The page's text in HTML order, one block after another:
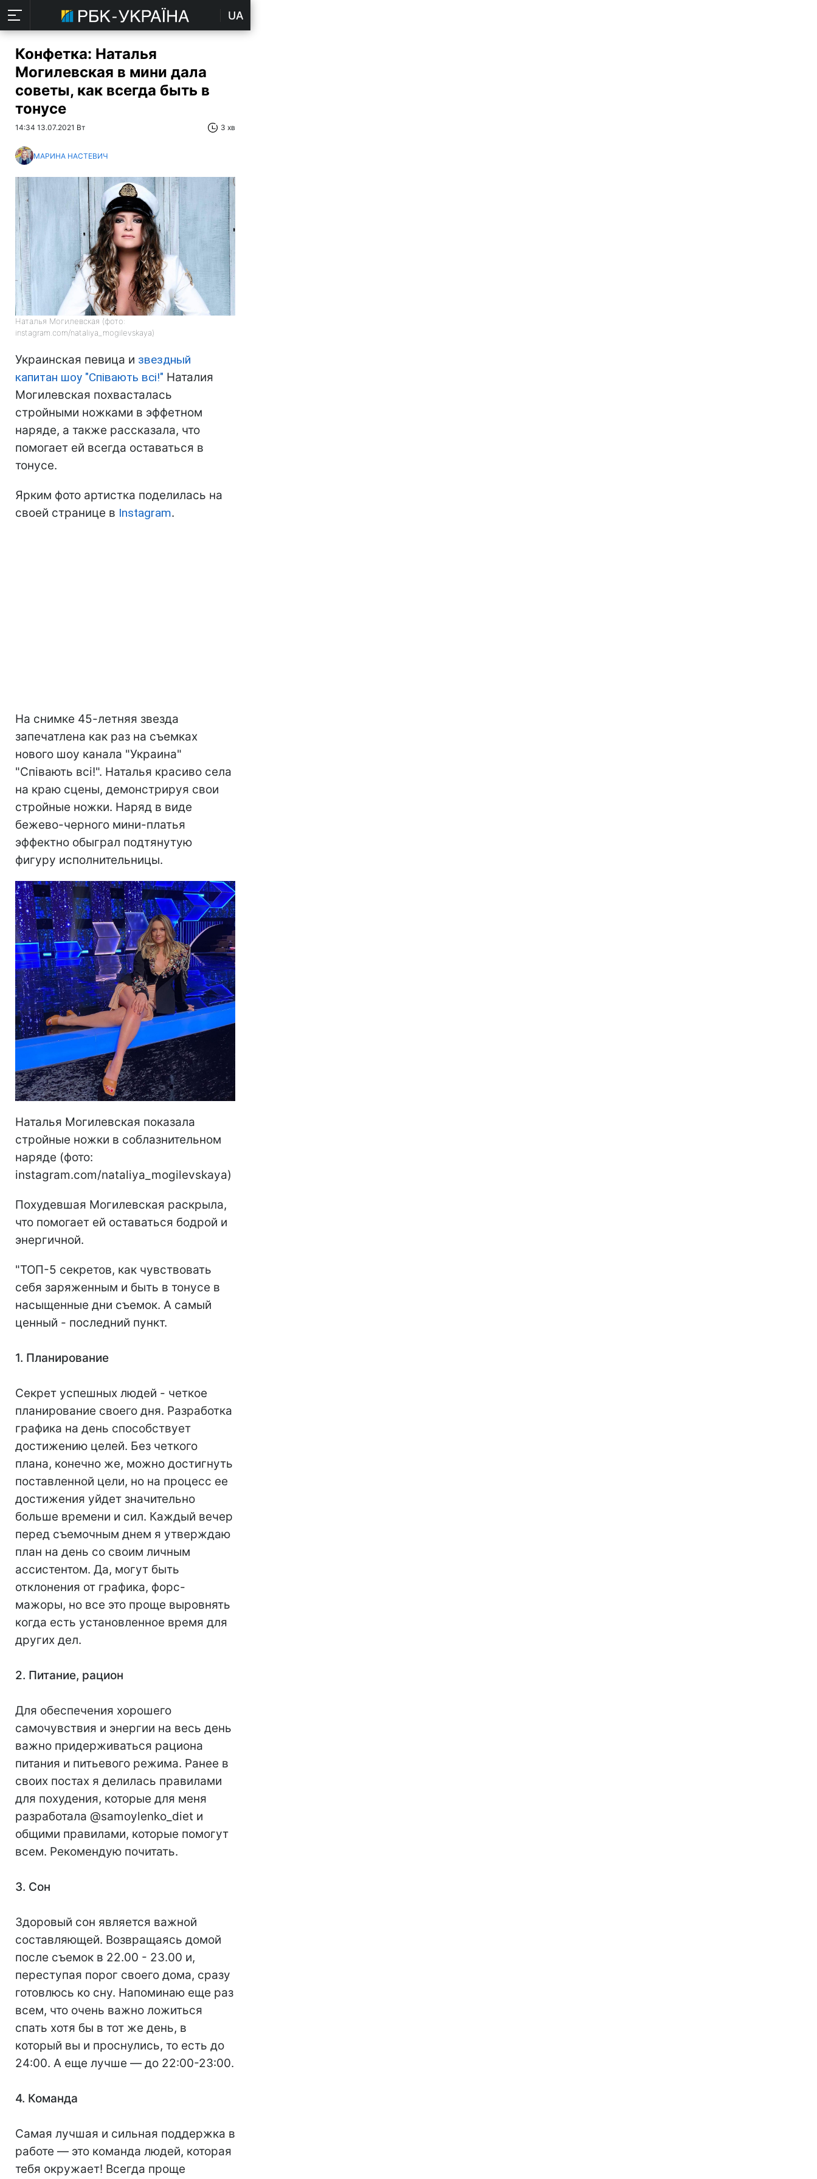
UA
Конфетка: Наталья
Могилевская в мини дала
советы, как всегда быть в
тонусе
14:34 13.07.2021 Вт 3 хв
МАРИНА НАСТЕВИЧ
Наталья Могилевская (фото:
instagram.com/nataliya_mogilevskaya)
Украинская певица и звездный
капитан шоу "Співають всі!" Наталия
Могилевская похвасталась
стройными ножками в эффетном
наряде, а также рассказала, что
помогает ей всегда оставаться в
тонусе.
Ярким фото артистка поделилась на
своей странице в Instagram.
На снимке 45-летняя звезда
запечатлена как раз на съемках
нового шоу канала "Украина"
"Співають всі!". Наталья красиво села
на краю сцены, демонстрируя свои
стройные ножки. Наряд в виде
бежево-черного мини-платья
эффектно обыграл подтянутую
фигуру исполнительницы.
Наталья Могилевская показала
стройные ножки в соблазнительном
наряде (фото:
instagram.com/nataliya_mogilevskaya)
Похудевшая Могилевская раскрыла,
что помогает ей оставаться бодрой и
энергичной.
"ТОП-5 секретов, как чувствовать
себя заряженным и быть в тонусе в
насыщенные дни съемок. А самый
ценный - последний пункт.
1. Планирование
Секрет успешных людей - четкое
планирование своего дня. Разработка
графика на день способствует
достижению целей. Без четкого
плана, конечно же, можно достигнуть
поставленной цели, но на процесс ее
достижения уйдет значительно
больше времени и сил. Каждый вечер
перед съемочным днем я утверждаю
план на день со своим личным
ассистентом. Да, могут быть
отклонения от графика, форс-
мажоры, но все это проще выровнять
когда есть установленное время для
других дел.
2. Питание, рацион
Для обеспечения хорошего
самочувствия и энергии на весь день
важно придерживаться рациона
питания и питьевого режима. Ранее в
своих постах я делилась правилами
для похудения, которые для меня
разработала @samoylenko_diet и
общими правилами, которые помогут
всем. Рекомендую почитать.
3. Сон
Здоровый сон является важной
составляющей. Возвращаясь домой
после съемок в 22.00 - 23.00 и,
переступая порог своего дома, сразу
готовлюсь ко сну. Напоминаю еще раз
всем, что очень важно ложиться
спать хотя бы в тот же день, в
который вы и проснулись, то есть до
24:00. А еще лучше — до 22:00-23:00.
4. Команда
Самая лучшая и сильная поддержка в
работе — это команда людей, которая
тебя окружает! Всегда проще